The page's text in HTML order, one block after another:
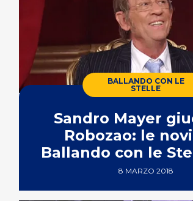
BALLANDO CON LE
STELLE
Sandro Mayer
Robozao: le
Ballando con le
8 MARZO 2018